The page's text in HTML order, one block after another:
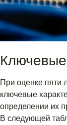
Ключевые
При оценке пяти
ключевые
определении их
В следующей